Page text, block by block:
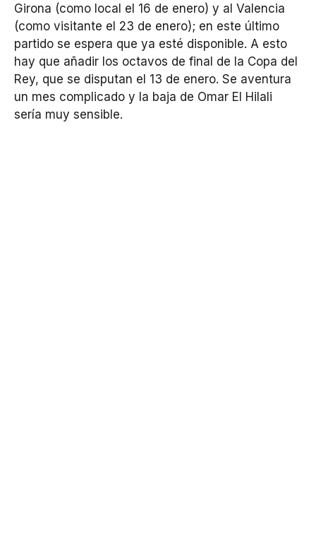
Girona (como local el 16 de enero) y al Valencia
(como visitante el 23 de enero); en este último
partido se espera que ya esté disponible. A esto
hay que añadir los octavos de final de la Copa del
Rey, que se disputan el 13 de enero. Se aventura
un mes complicado y la baja de Omar El Hilali
sería muy sensible.